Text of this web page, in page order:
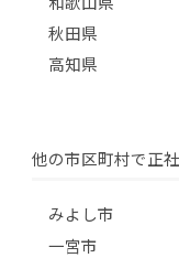
秋田県
高知県
他の市区町村で正
みよし市
一宮市